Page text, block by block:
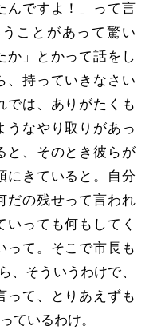
んですよ！」って言
ことがあって驚い
か」とかって話をし
、持っていきなさい
では、ありがたくも
うなやり取りがあっ
と、そのとき彼らが
にきていると。自分
だの残せって言われ
っても何もしてく
って。そこで市長も
、そういうわけで、
って、とりあえずも
ているわけ。